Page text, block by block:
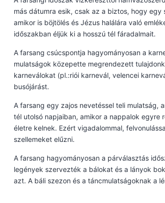
más dátumra esik, csak az a biztos, hogy
amikor is böjtölés és Jézus halálára való
időszakban éljük ki a hosszú tél fáradalmait.
A farsang csúcspontja hagyományosan a
mulatságok közepette megrendezett
karneválokat (pl.:riói karnevál, velencei
busójárást.
A farsang egy zajos nevetéssel teli mulatság,
tél utolsó napjaiban, amikor a nappalok
életre kelnek. Ezért vigadalommal,
szellemeket elűzni.
A farsang hagyományosan a párválasztás
legények szervezték a bálokat és a lányok
azt. A báli szezon és a táncmulatságoknak a